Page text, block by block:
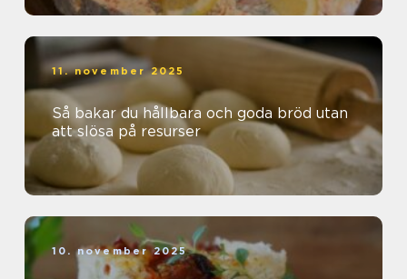
11. november 2025
Så bakar du hållbara och goda bröd utan
att slösa på resurser
10. november 2025